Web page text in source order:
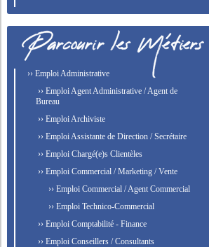
›› Emploi Administrative
›› Emploi Agent Administrative / Agent de
Bureau
›› Emploi Archiviste
›› Emploi Assistante de Direction / Secrétaire
›› Emploi Chargé(e)s Clientèles
›› Emploi Commercial / Marketing / Vente
›› Emploi Commercial / Agent Commercial
›› Emploi Technico-Commercial
›› Emploi Comptabilité - Finance
›› Emploi Conseillers / Consultants